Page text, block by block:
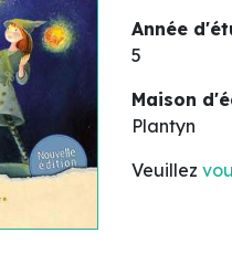
Année
5
Maison
Plantyn
Veuillez